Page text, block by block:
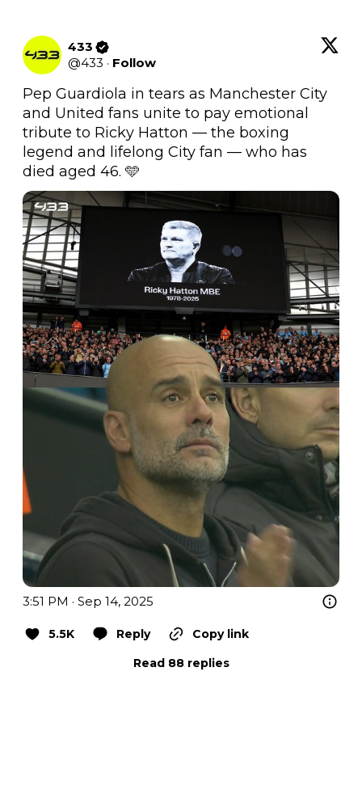
433
@433 · Follow
Pep Guardiola in tears as Manchester City
and United fans unite to pay emotional
tribute to Ricky Hatton — the boxing
legend and lifelong City fan — who has
died aged 46. 🩵
3:51 PM · Sep 14, 2025
5.5K Reply
Copy link
Read 88 replies